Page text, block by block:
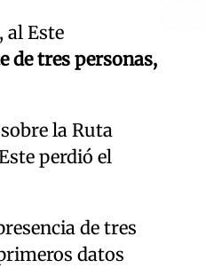
, al Este
de tres personas,
la Ruta
perdió el
de tres
datos